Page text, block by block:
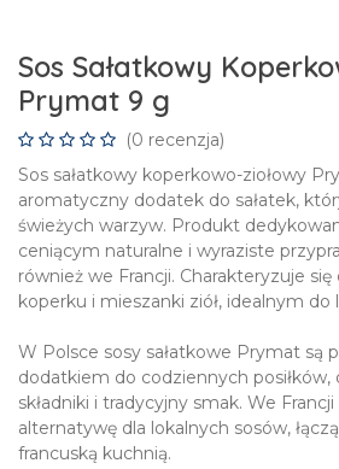
Sos Sałatkowy
Prymat 9 g
(0 recenzja)
Sos sałatkowy koperkowo-ziołowy
aromatyczny dodatek do sałatek,
świeżych warzyw. Produkt
ceniącym naturalne i wyraziste
również we Francji. Charakteryzuje
koperku i mieszanki ziół, idealnym do
W Polsce sosy sałatkowe Prymat są
dodatkiem do codziennych posiłków,
składniki i tradycyjny smak. We
alternatywę dla lokalnych sosów,
francuską kuchnią.